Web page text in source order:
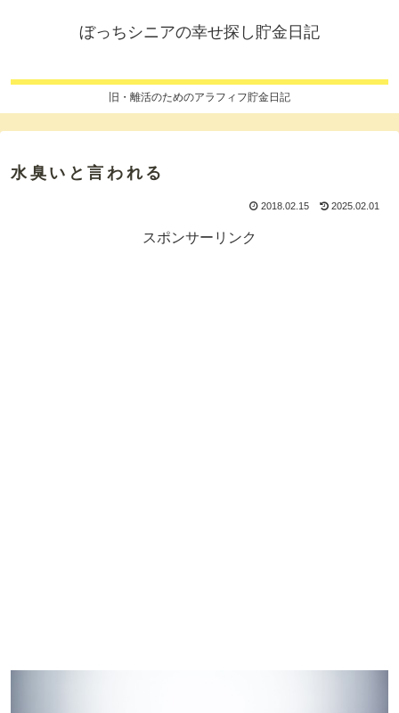
ぼっちシニアの幸せ探し貯金日記
旧・離活のためのアラフィフ貯金日記
水臭いと言われる
2018.02.15 2025.02.01
スポンサーリンク